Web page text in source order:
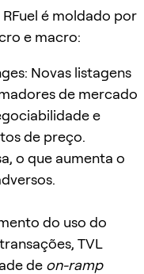
é moldado por
e macro:
Novas listagens
de mercado
e
de preço.
o que aumenta o
do uso do
TVL
de on-ramp